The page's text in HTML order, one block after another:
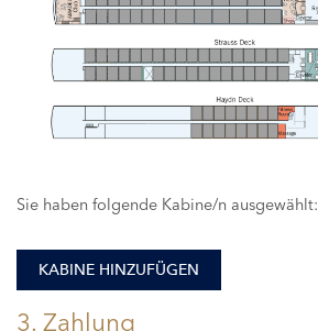
Sie haben folgende Kabine/n ausgewählt:
KABINE HINZUFÜGEN
3. Zahlung